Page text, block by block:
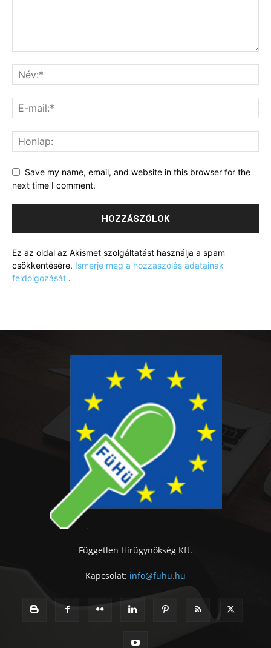
Save my name, email, and website in this browser for the
next time I comment.
Ez az oldal az Akismet szolgáltatást használja a spam
csökkentésére. Ismerje meg a hozzászólás adatainak
feldolgozását .
Független Hírügynökség Kft.
Kapcsolat: info@fuhu.hu